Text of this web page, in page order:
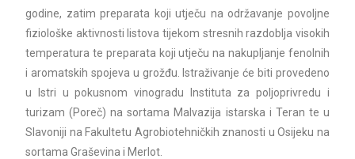
godine, zatim preparata koji utječu na održavanje povoljne
fiziološke aktivnosti listova tijekom stresnih razdoblja visokih
temperatura te preparata koji utječu na nakupljanje fenolnih
i aromatskih spojeva u grožđu. Istraživanje će biti provedeno
u Istri u pokusnom vinogradu Instituta za poljoprivredu i
turizam (Poreč) na sortama Malvazija istarska i Teran te u
Slavoniji na Fakultetu Agrobiotehničkih znanosti u Osijeku na
sortama Graševina i Merlot.